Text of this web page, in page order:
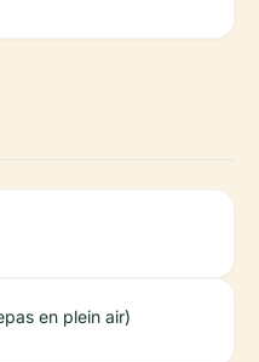
en plein air)